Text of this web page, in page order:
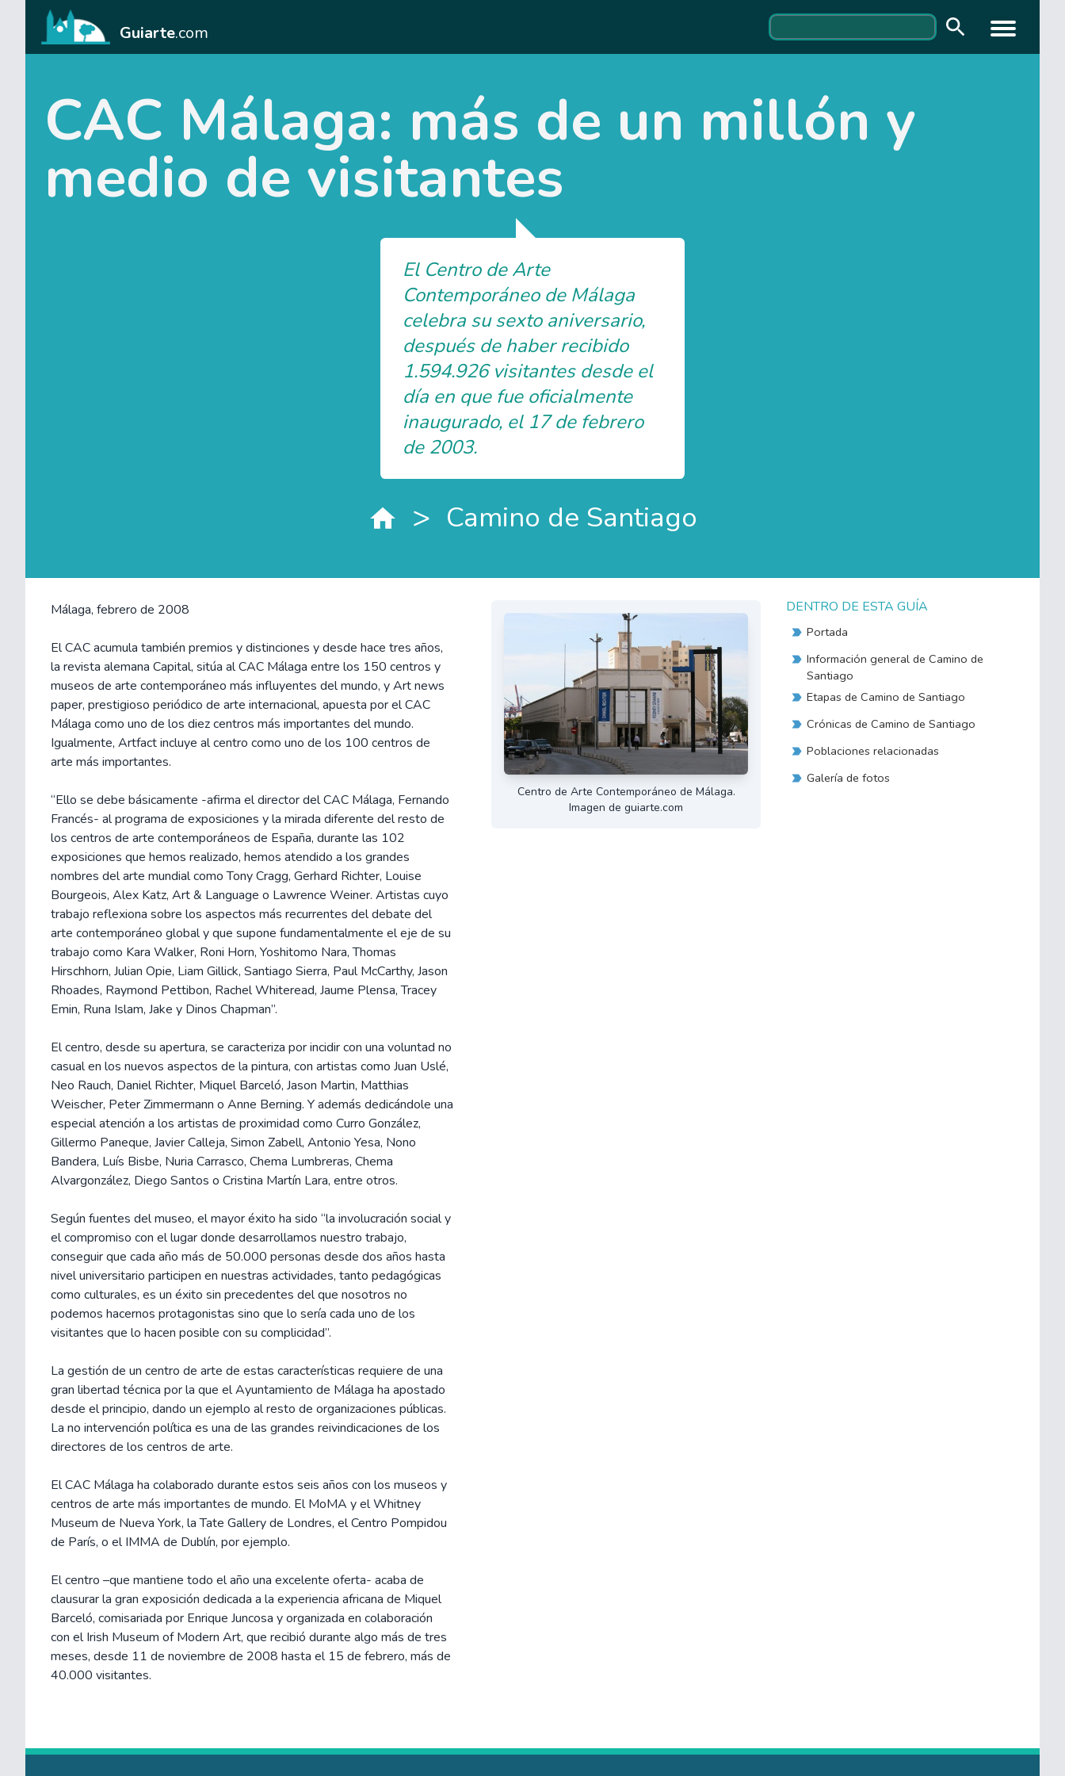
Guiarte.com
CAC Málaga: más de un millón y
medio de visitantes
El Centro de Arte
Contemporáneo de Málaga
celebra su sexto aniversario,
después de haber recibido
1.594.926 visitantes desde el
día en que fue oficialmente
inaugurado, el 17 de febrero
de 2003.
> Camino de Santiago
Málaga, febrero de 2008
El CAC acumula también premios y distinciones y desde hace tres años,
la revista alemana Capital, sitúa al CAC Málaga entre los 150 centros y
museos de arte contemporáneo más influyentes del mundo, y Art news
paper, prestigioso periódico de arte internacional, apuesta por el CAC
Málaga como uno de los diez centros más importantes del mundo.
Igualmente, Artfact incluye al centro como uno de los 100 centros de
arte más importantes.
“Ello se debe básicamente -afirma el director del CAC Málaga, Fernando
Francés- al programa de exposiciones y la mirada diferente del resto de
los centros de arte contemporáneos de España, durante las 102
exposiciones que hemos realizado, hemos atendido a los grandes
nombres del arte mundial como Tony Cragg, Gerhard Richter, Louise
Bourgeois, Alex Katz, Art & Language o Lawrence Weiner. Artistas cuyo
trabajo reflexiona sobre los aspectos más recurrentes del debate del
arte contemporáneo global y que supone fundamentalmente el eje de su
trabajo como Kara Walker, Roni Horn, Yoshitomo Nara, Thomas
Hirschhorn, Julian Opie, Liam Gillick, Santiago Sierra, Paul McCarthy, Jason
Rhoades, Raymond Pettibon, Rachel Whiteread, Jaume Plensa, Tracey
Emin, Runa Islam, Jake y Dinos Chapman”.
El centro, desde su apertura, se caracteriza por incidir con una voluntad no
casual en los nuevos aspectos de la pintura, con artistas como Juan Uslé,
Neo Rauch, Daniel Richter, Miquel Barceló, Jason Martin, Matthias
Weischer, Peter Zimmermann o Anne Berning. Y además dedicándole una
especial atención a los artistas de proximidad como Curro González,
Gillermo Paneque, Javier Calleja, Simon Zabell, Antonio Yesa, Nono
Bandera, Luís Bisbe, Nuria Carrasco, Chema Lumbreras, Chema
Alvargonzález, Diego Santos o Cristina Martín Lara, entre otros.
Según fuentes del museo, el mayor éxito ha sido “la involucración social y
el compromiso con el lugar donde desarrollamos nuestro trabajo,
conseguir que cada año más de 50.000 personas desde dos años hasta
nivel universitario participen en nuestras actividades, tanto pedagógicas
como culturales, es un éxito sin precedentes del que nosotros no
podemos hacernos protagonistas sino que lo sería cada uno de los
visitantes que lo hacen posible con su complicidad”.
La gestión de un centro de arte de estas características requiere de una
gran libertad técnica por la que el Ayuntamiento de Málaga ha apostado
desde el principio, dando un ejemplo al resto de organizaciones públicas.
La no intervención política es una de las grandes reivindicaciones de los
directores de los centros de arte.
El CAC Málaga ha colaborado durante estos seis años con los museos y
centros de arte más importantes de mundo. El MoMA y el Whitney
Museum de Nueva York, la Tate Gallery de Londres, el Centro Pompidou
de París, o el IMMA de Dublín, por ejemplo.
El centro –que mantiene todo el año una excelente oferta- acaba de
clausurar la gran exposición dedicada a la experiencia africana de Miquel
Barceló, comisariada por Enrique Juncosa y organizada en colaboración
con el Irish Museum of Modern Art, que recibió durante algo más de tres
meses, desde 11 de noviembre de 2008 hasta el 15 de febrero, más de
40.000 visitantes.
Centro de Arte Contemporáneo de Málaga.
Imagen de guiarte.com
DENTRO DE ESTA GUÍA
Portada
Información general de Camino de
Santiago
Etapas de Camino de Santiago
Crónicas de Camino de Santiago
Poblaciones relacionadas
Galería de fotos